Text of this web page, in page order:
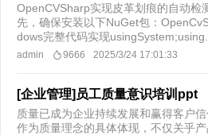
OpenCVSharp实现皮革划痕的自动检
先，确保安装以下NuGet包：
dows完整代码实现usingSystem;using...
admin 9666 2025/3/24 17:01:33
[企业管理]员工质量意识培训ppt
质量已成为企业持续发展和赢得客户
作为质量理念的具体体现，不仅关乎